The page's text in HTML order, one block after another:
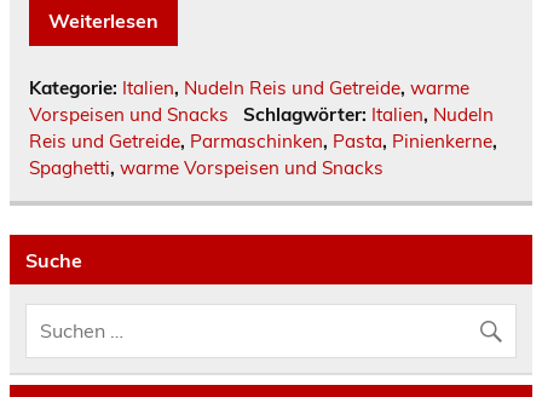
Weiterlesen
Kategorie: Italien, Nudeln Reis und Getreide, warme
Vorspeisen und Snacks
Schlagwörter: Italien, Nudeln
Reis und Getreide, Parmaschinken, Pasta, Pinienkerne,
Spaghetti, warme Vorspeisen und Snacks
Suche